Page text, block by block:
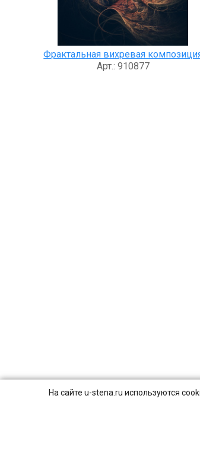
На сайте u-stena.ru используются
Фрактальная вихревая
Арт.: 910877